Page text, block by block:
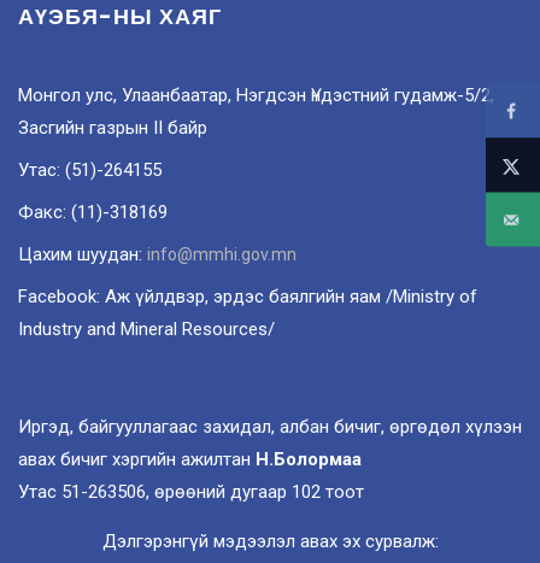
АҮЭБЯ-НЫ ХАЯГ
Монгол улс, Улаанбаатар, Нэгдсэн Үндэстний гудамж-5/2,
Засгийн газрын II байр
Утас: (51)-264155
Факс: (11)-318169
Цахим шуудан: info@mmhi.gov.mn
Facebook: Аж үйлдвэр, эрдэс баялгийн яам /Ministry of
Industry and Mineral Resources/
Иргэд, байгууллагаас захидал, албан бичиг, өргөдөл хүлээн
авах бичиг хэргийн ажилтан Н.Болормаа
Утас 51-263506, өрөөний дугаар 102 тоот
Дэлгэрэнгүй мэдээлэл авах эх сурвалж: